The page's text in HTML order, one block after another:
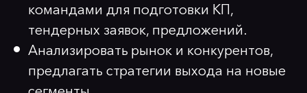
командами для подготовки КП,
тендерных заявок, предложений.
Анализировать рынок и конкурентов,
предлагать стратегии выхода на новые